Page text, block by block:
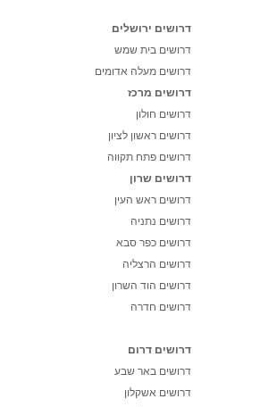
דרושים ירושלים
דרושים בית שמש
דרושים מעלה אדומים
דרושים מרכז
דרושים חולון
דרושים ראשון לציון
דרושים פתח תקווה
דרושים שרון
דרושים ראש העין
דרושים נתניה
דרושים כפר סבא
דרושים הרצליה
דרושים הוד השרון
דרושים חדרה
דרושים דרום
דרושים באר שבע
דרושים אשקלון